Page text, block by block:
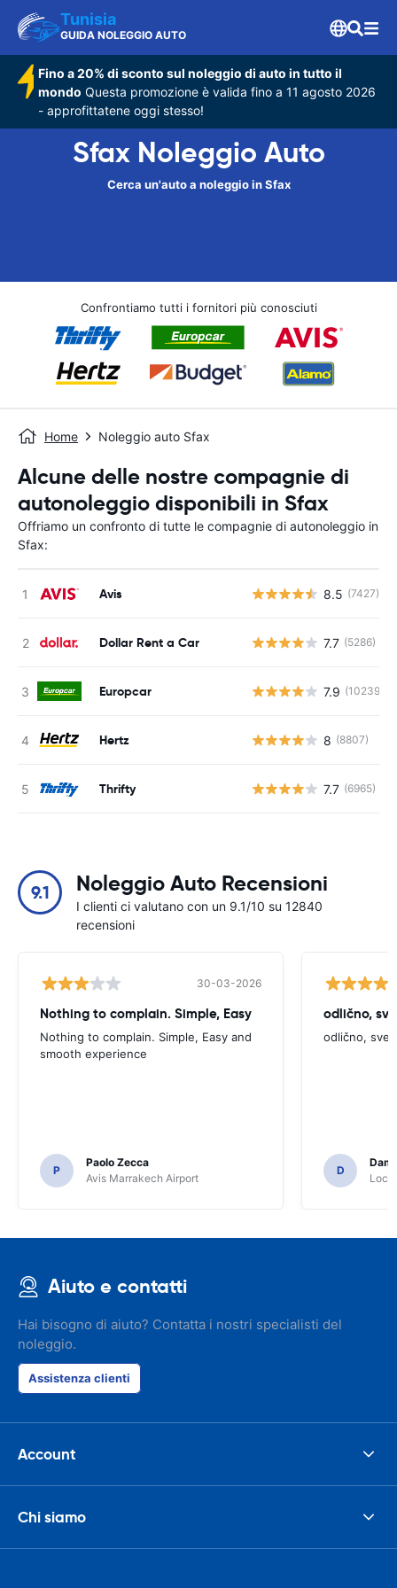
Tunisia
GUIDA NOLEGGIO AUTO
Fino a 20% di sconto sul noleggio di auto in tutto il
mondo Questa promozione è valida fino a 11 agosto 2026
- approfittatene oggi stesso!
Sfax Noleggio Auto
Cerca un'auto a noleggio in Sfax
Confrontiamo tutti i fornitori più conosciuti
Home Noleggio auto Sfax
Alcune delle nostre compagnie di
autonoleggio disponibili in Sfax
Offriamo un confronto di tutte le compagnie di autonoleggio in
Sfax:
Avis 8.5 (7427)
Dollar Rent a Car 7.7 (5286)
Europcar 7.9 (10239)
Hertz 8 (8807)
Thrifty 7.7 (6965)
9.1 Noleggio Auto Recensioni
I clienti ci valutano con un 9.1/10 su 12840
recensioni
30-03-2026
Nothing to complain. Simple, Easy
Nothing to complain. Simple, Easy and
smooth experience
P
Paolo Zecca
Avis Marrakech Airport
odlično,
odlično, sve
D
Aiuto e contatti
Hai bisogno di aiuto? Contatta i nostri specialisti del
noleggio.
Assistenza clienti
Account
Chi siamo